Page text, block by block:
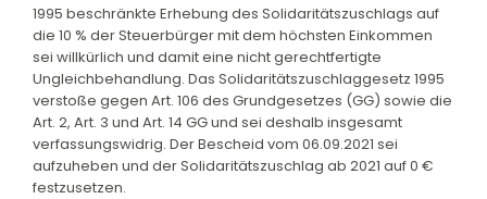
1995 beschränkte Erhebung des Solidaritätszuschlags auf
die 10 % der Steuerbürger mit dem höchsten Einkommen
sei willkürlich und damit eine nicht gerechtfertigte
Ungleichbehandlung. Das Solidaritätszuschlaggesetz 1995
verstoße gegen Art. 106 des Grundgesetzes (GG) sowie die
Art. 2, Art. 3 und Art. 14 GG und sei deshalb insgesamt
verfassungswidrig. Der Bescheid vom 06.09.2021 sei
aufzuheben und der Solidaritätszuschlag ab 2021 auf 0 €
festzusetzen.